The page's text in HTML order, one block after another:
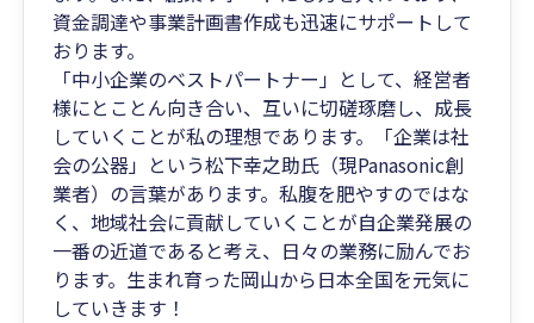
資金調達や事業計画書作成も迅速にサポートして
おります。
「中小企業のベストパートナー」として、経営者
様にとことん向き合い、互いに切磋琢磨し、成長
していくことが私の理想であります。「企業は社
会の公器」という松下幸之助氏（現Panasonic創
業者）の言葉があります。私腹を肥やすのではな
く、地域社会に貢献していくことが自企業発展の
一番の近道であると考え、日々の業務に励んでお
ります。生まれ育った岡山から日本全国を元気に
していきます！